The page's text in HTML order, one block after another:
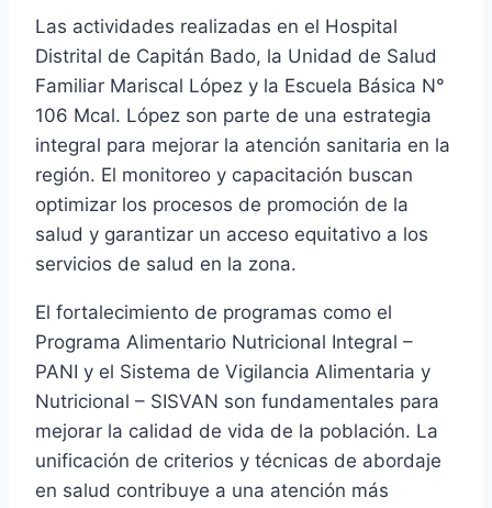
Las actividades realizadas en el Hospital
Distrital de Capitán Bado, la Unidad de Salud
Familiar Mariscal López y la Escuela Básica N°
106 Mcal. López son parte de una estrategia
integral para mejorar la atención sanitaria en la
región. El monitoreo y capacitación buscan
optimizar los procesos de promoción de la
salud y garantizar un acceso equitativo a los
servicios de salud en la zona.
El fortalecimiento de programas como el
Programa Alimentario Nutricional Integral –
PANI y el Sistema de Vigilancia Alimentaria y
Nutricional – SISVAN son fundamentales para
mejorar la calidad de vida de la población. La
unificación de criterios y técnicas de abordaje
en salud contribuye a una atención más